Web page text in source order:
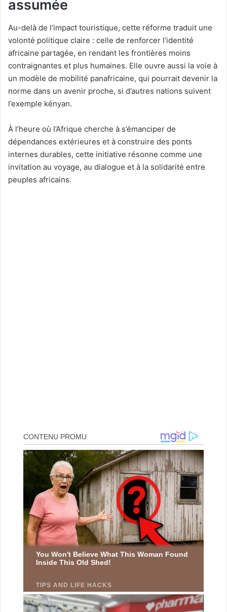
assumée
Au-delà de l’impact touristique, cette réforme traduit une
volonté politique claire : celle de renforcer l’identité
africaine partagée, en rendant les frontières moins
contraignantes et plus humaines. Elle ouvre aussi la voie à
un modèle de mobilité panafricaine, qui pourrait devenir la
norme dans un avenir proche, si d’autres nations suivent
l’exemple kényan.
À l’heure où l’Afrique cherche à s’émanciper de
dépendances extérieures et à construire des ponts
internes durables, cette initiative résonne comme une
invitation au voyage, au dialogue et à la solidarité entre
peuples africains.